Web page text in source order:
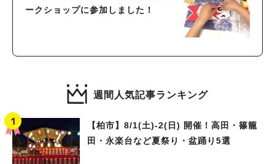
ークショップに参加しました！
週間人気記事ランキング
【柏市】8/1(土)‐2(日) 開催！高田・篠籠
田・永楽台など夏祭り・盆踊り5選